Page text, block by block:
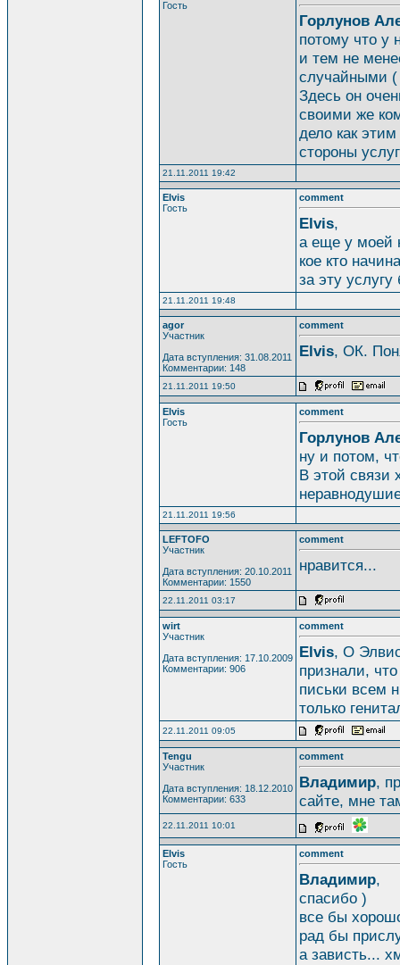
Гость
Горлунов
потому что у
и тем не
случайными (
Здесь он
своими же
дело как
стороны
21.11.2011 19:42
Elvis
Гость
comment
Elvis,
а еще у моей
кое кто
за эту
21.11.2011 19:48
agor
Участник
Дата вступления: 31.08.2011
Комментарии: 148
comment
Elvis, ОК.
21.11.2011 19:50
Elvis
Гость
comment
Горлунов
ну и потом,
В этой связи
21.11.2011 19:56
LEFTOFO
Участник
Дата вступления: 20.10.2011
Комментарии: 1550
comment
нравится...
22.11.2011 03:17
wirt
Участник
Дата вступления: 17.10.2009
Комментарии: 906
comment
Elvis, О
признали,
письки всем
только
22.11.2011 09:05
Tengu
Участник
Дата вступления: 18.12.2010
Комментарии: 633
comment
Владимир,
сайте, мне
22.11.2011 10:01
Elvis
Гость
comment
Владимир,
спасибо )
все бы
рад бы
а зависть...